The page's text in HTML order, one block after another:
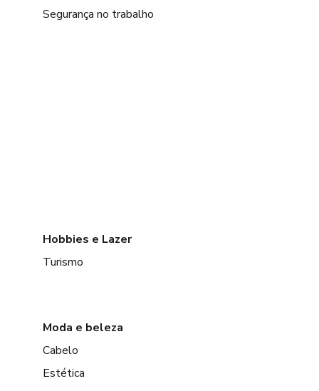
Segurança no trabalho
Hobbies e Lazer
Turismo
Moda e beleza
Cabelo
Estética